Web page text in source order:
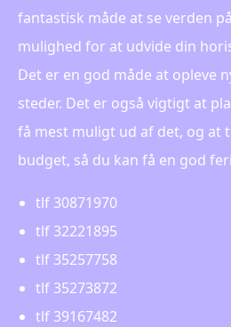
fantastisk måde at se verden
mulighed for at udvide din
Det er en god måde at opleve
steder. Det er også vigtigt at
få mest muligt ud af det, og at
budget, så du kan få en god
tlf 30871970
tlf 32221895
tlf 35257758
tlf 35273872
tlf 39167482